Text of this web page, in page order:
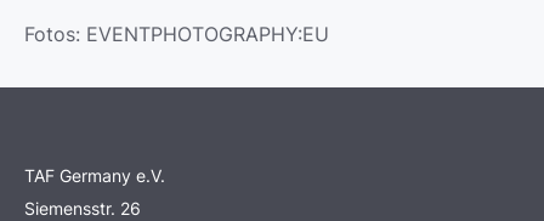
Fotos: EVENTPHOTOGRAPHY:EU
TAF Germany e.V.
Siemensstr. 26